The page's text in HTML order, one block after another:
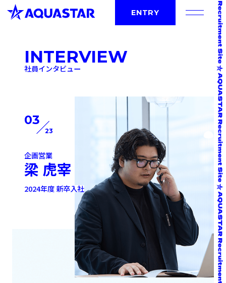
ENTRY
INTERVIEW
社員インタビュー
03
23
企画営業
梁 虎宰
2024年度 新卒入社